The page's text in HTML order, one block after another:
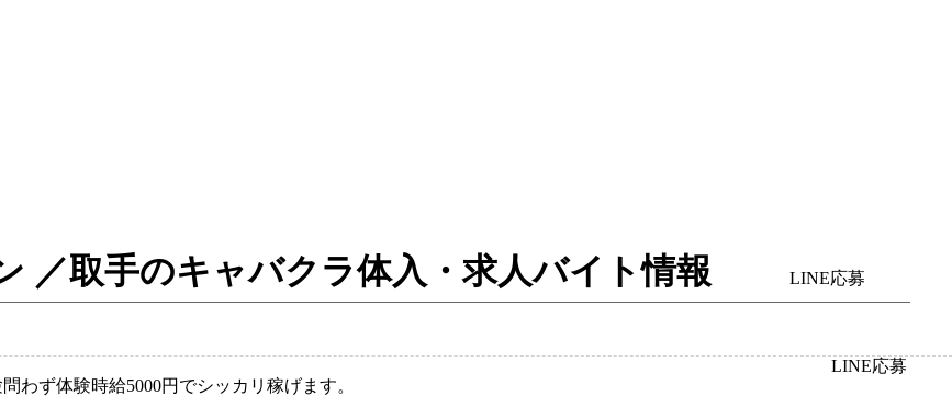
／取手のキャバクラ体入・求人バイト情報 LINE応募
LINE応募
わず体験時給5000円でシッカリ稼げます。